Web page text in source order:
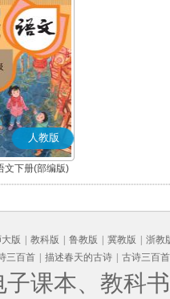
人教版
文下册(部编版)
版 教科版 鲁教版 冀教版
浙教
三百首 描述春天的古诗 古诗三百首
子课本、教科